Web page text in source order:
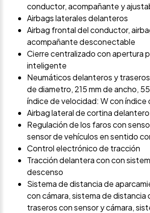
conductor, acompañante y
Airbags laterales delanteros
Airbag frontal del conductor,
acompañante desconectable
Cierre centralizado con apertura
inteligente
Neumáticos delanteros y
de diametro, 215 mm de ancho,
índice de velocidad: W con índice
Airbag lateral de cortina
Regulación de los faros con
sensor de vehículos en sentido
Control electrónico de tracción
Tracción delantera con con
descenso
Sistema de distancia de
con cámara, sistema de distancia
traseros con sensor y cámara,